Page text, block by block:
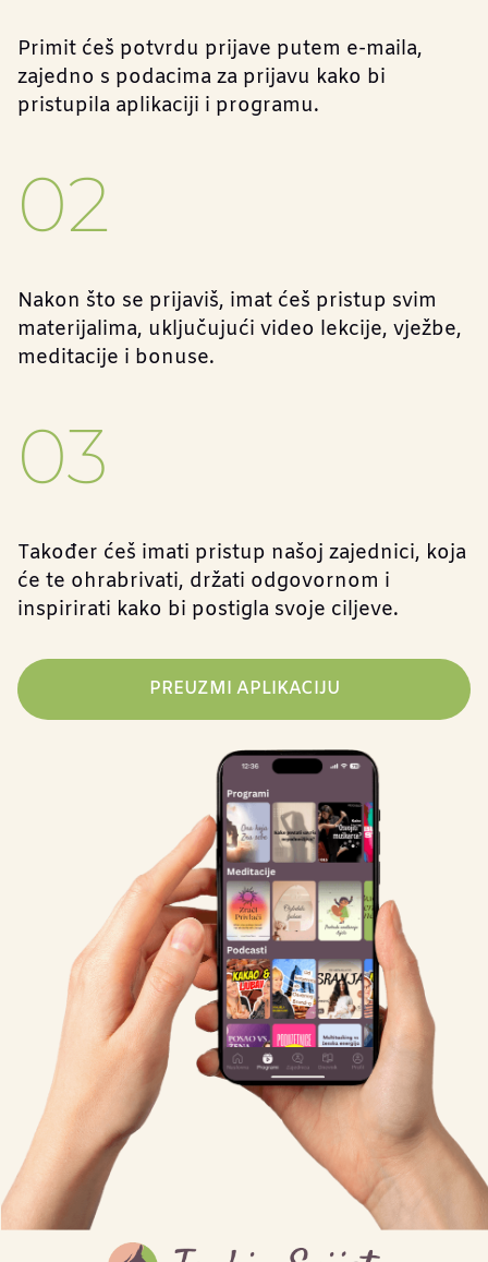
Primit ćeš potvrdu prijave putem e-maila,
zajedno s podacima za prijavu kako bi
pristupila aplikaciji i programu.
02
Nakon što se prijaviš, imat ćeš pristup svim
materijalima, uključujući video lekcije, vježbe,
meditacije i bonuse.
03
Također ćeš imati pristup našoj zajednici, koja
će te ohrabrivati, držati odgovornom i
inspirirati kako bi postigla svoje ciljeve.
PREUZMI APLIKACIJU